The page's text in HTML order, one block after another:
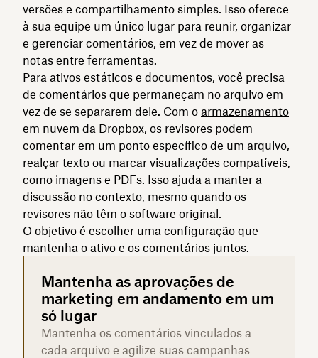
versões e compartilhamento simples. Isso oferece
à sua equipe um único lugar para reunir, organizar
e gerenciar comentários, em vez de mover as
notas entre ferramentas.
Para ativos estáticos e documentos, você precisa
de comentários que permaneçam no arquivo em
vez de se separarem dele. Com o armazenamento
em nuvem da Dropbox, os revisores podem
comentar em um ponto específico de um arquivo,
realçar texto ou marcar visualizações compatíveis,
como imagens e PDFs. Isso ajuda a manter a
discussão no contexto, mesmo quando os
revisores não têm o software original.
O objetivo é escolher uma configuração que
mantenha o ativo e os comentários juntos.
Mantenha as aprovações de
marketing em andamento em um
só lugar
Mantenha os comentários vinculados a
cada arquivo e agilize suas campanhas